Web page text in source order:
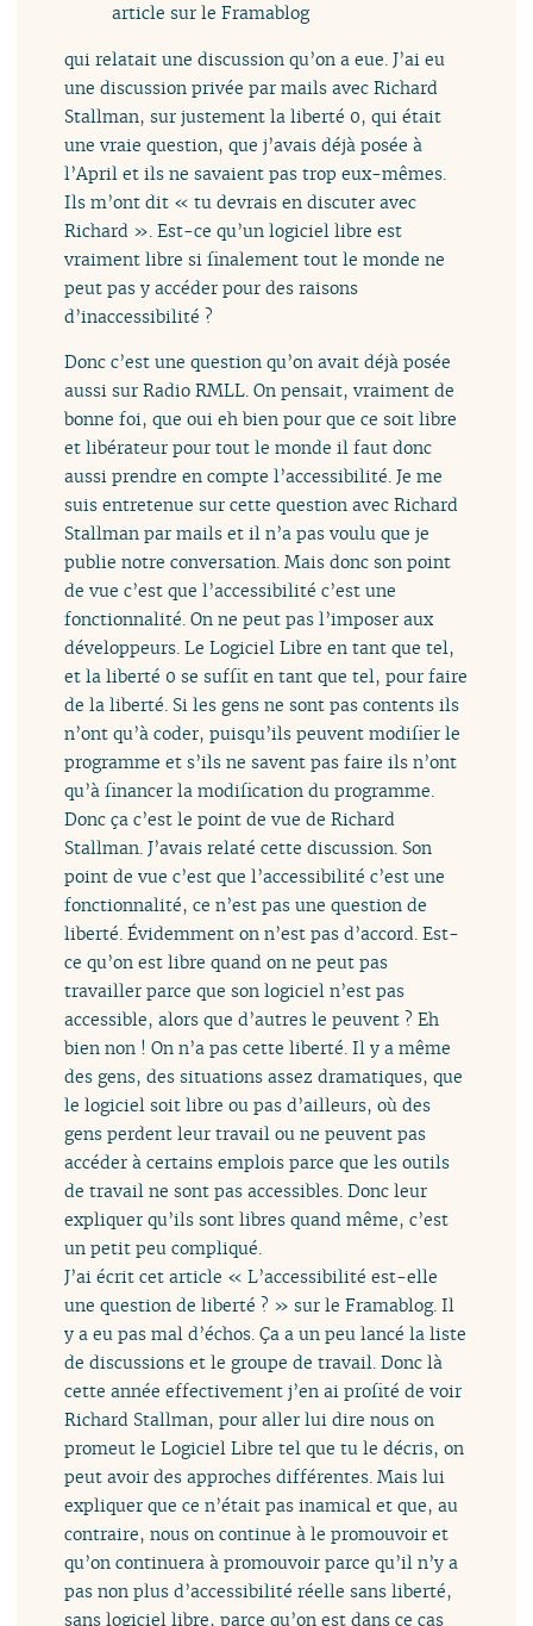
article sur leFramablog
qui relatait une discussion qu’on a eue. J’ai eu
une discussion privée par mails avec Richard
Stallman, sur justement la liberté 0, qui était
une vraie question, que j’avais déjà posée à
l’April et ils ne savaient pas trop eux-mêmes.
Ils m’ont dit « tu devrais en discuter avec
Richard ». Est-ce qu’un logiciel libre est
vraiment libre si finalement tout le monde ne
peut pas y accéder pour des raisons
d’inaccessibilité ?
Donc c’est une question qu’on avait déjà posée
aussi sur Radio RMLL. On pensait, vraiment de
bonne foi, que oui eh bien pour que ce soit libre
et libérateur pour tout le monde il faut donc
aussi prendre en compte l’accessibilité. Je me
suis entretenue sur cette question avec Richard
Stallman par mails et il n’a pas voulu que je
publie notre conversation. Mais donc son point
de vue c’est que l’accessibilité c’est une
fonctionnalité. On ne peut pas l’imposer aux
développeurs. Le Logiciel Libre en tant que tel,
et la liberté 0 se suffit en tant que tel, pour faire
de la liberté. Si les gens ne sont pas contents ils
n’ont qu’à coder, puisqu’ils peuvent modifier le
programme et s’ils ne savent pas faire ils n’ont
qu’à financer la modification du programme.
Donc ça c’est le point de vue de Richard
Stallman. J’avais relaté cette discussion. Son
point de vue c’est que l’accessibilité c’est une
fonctionnalité, ce n’est pas une question de
liberté. Évidemment on n’est pas d’accord. Est-
ce qu’on est libre quand on ne peut pas
travailler parce que son logiciel n’est pas
accessible, alors que d’autres le peuvent ? Eh
bien non ! On n’a pas cette liberté. Il y a même
des gens, des situations assez dramatiques, que
le logiciel soit libre ou pas d’ailleurs, où des
gens perdent leur travail ou ne peuvent pas
accéder à certains emplois parce que les outils
de travail ne sont pas accessibles. Donc leur
expliquer qu’ils sont libres quand même, c’est
un petit peu compliqué.
J’ai écrit cet article « L’accessibilité est-elle
une question de liberté ? » sur le Framablog. Il
y a eu pas mal d’échos. Ça a un peu lancé la liste
de discussions et le groupe de travail. Donc là
cette année effectivement j’en ai profité de voir
Richard Stallman, pour aller lui dire nous on
promeut le Logiciel Libre tel que tu le décris, on
peut avoir des approches différentes. Mais lui
expliquer que ce n’était pas inamical et que, au
contraire, nous on continue à le promouvoir et
qu’on continuera à promouvoir parce qu’il n’y a
pas non plus d’accessibilité réelle sans liberté,
sans logiciel libre, parce qu’on est dans ce cas